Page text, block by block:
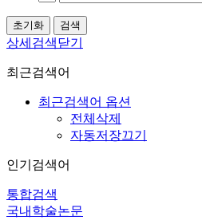
상세검색닫기
최근검색어
최근검색어 옵션
전체삭제
자동저장끄기
인기검색어
통합검색
국내학술논문